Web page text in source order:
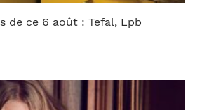
de ce 6 août : Tefal, Lpb